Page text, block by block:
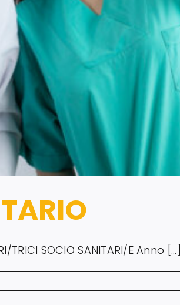
SOCIO SANITARI/E Anno [...]